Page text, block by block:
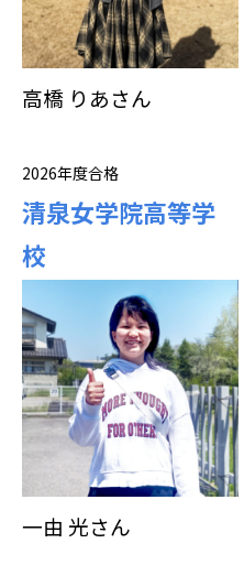
高橋 りあさん
2026年度合格
清泉女学院高等学
校
一由 光さん